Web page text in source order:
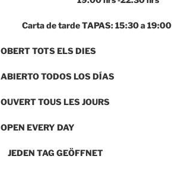
Carta detardeTAPAS: 15:30 a 19:00
OBERT TOTS ELS DIES
ABIERTO TODOS LOS DÍAS
OUVERT TOUS LES JOURS
OPEN EVERY DAY
JEDEN TAG GEÖFFNET